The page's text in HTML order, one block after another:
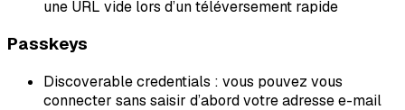
une URL vide lors d’un téléversement rapide
Passkeys
Discoverable credentials : vous pouvez vous
connecter sans saisir d’abord votre adresse e-mail